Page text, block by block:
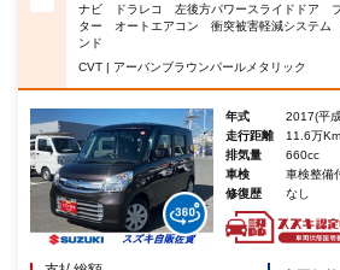
ナビ ドラレコ 左後方パワースライドドア
ター オートエアコン 衝突被害軽減システム
ンド
CVT | アーバンブラウンパールメタリック
年式
2017(平
走行距離
11.6万Km
排気量
660cc
車検
車検整備
修復歴
なし